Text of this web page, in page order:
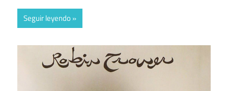
Seguir leyendo